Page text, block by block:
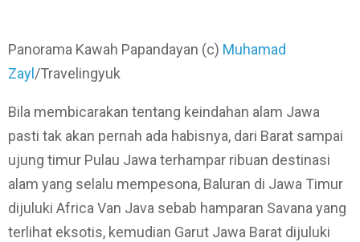
Panorama Kawah Papandayan (c) Muhamad
Zayl /Travelingyuk
Bila membicarakan tentang keindahan alam Jawa
pasti tak akan pernah ada habisnya, dari Barat sampai
ujung timur Pulau Jawa terhampar ribuan destinasi
alam yang selalu mempesona, Baluran di Jawa Timur
dijuluki Africa Van Java sebab hamparan Savana yang
terlihat eksotis, kemudian Garut Jawa Barat dijuluki